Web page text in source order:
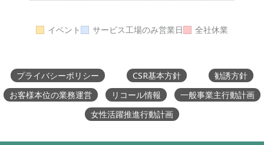
イベント サービス工場のみ営業日 全社休業
プライバシーポリシー CSR基本方針
勧誘方針
お客様本位の業務運営
リコール情報
一般事業主行動計画
女性活躍推進行動計画